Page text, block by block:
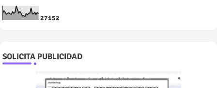
27152
SOLICITA PUBLICIDAD